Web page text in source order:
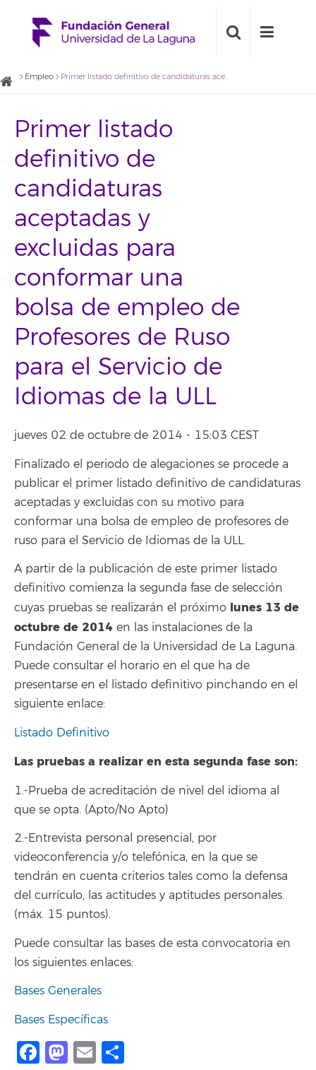
Empleo Primer listado definitivo de candidaturas aceptadas y excluidas para conformar una bolsa de empleo de Profesores de Ruso para el Servicio de Idiomas de la ULL
Primer listado
definitivo de
candidaturas
aceptadas y
excluidas para
conformar una
bolsa de empleo de
Profesores de Ruso
para el Servicio de
Idiomas de la ULL
jueves 02 de octubre de 2014 - 15:03 CEST
Finalizado el periodo de alegaciones se procede a
publicar el primer listado definitivo de candidaturas
aceptadas y excluidas con su motivo para
conformar una bolsa de empleo de profesores de
ruso para el Servicio de Idiomas de la ULL.
A partir de la publicación de este primer listado
definitivo comienza la segunda fase de selección
cuyas pruebas se realizarán el próximo lunes 13 de
octubre de 2014 en las instalaciones de la
Fundación General de la Universidad de La Laguna.
Puede consultar el horario en el que ha de
presentarse en el listado definitivo pinchando en el
siguiente enlace:
Listado Definitivo
Las pruebas a realizar en esta segunda fase son:
1.-Prueba de acreditación de nivel del idioma al
que se opta. (Apto/No Apto)
2.-Entrevista personal presencial, por
videoconferencia y/o telefónica, en la que se
tendrán en cuenta criterios tales como la defensa
del currículo, las actitudes y aptitudes personales.
(máx. 15 puntos).
Puede consultar las bases de esta convocatoria en
los siguientes enlaces:
Bases Generales
Bases Específicas
Facebook
Mastodon
Email